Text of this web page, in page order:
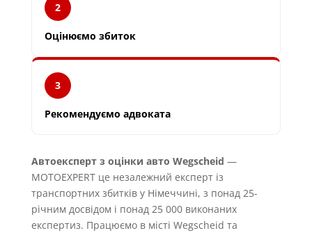
2
Оцінюємо збиток
3
Рекомендуємо адвоката
Автоексперт з оцінки авто Wegscheid —
MOTOEXPERT це незалежний експерт із
транспортних збитків у Німеччині, з понад 25-
річним досвідом і понад 25 000 виконаних
експертиз. Працюємо в місті Wegscheid та